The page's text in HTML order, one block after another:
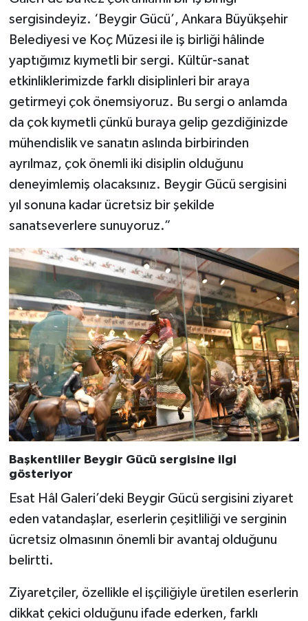
sergisindeyiz. ‘Beygir Gücü’, Ankara Büyükşehir
Belediyesi ve Koç Müzesi ile iş birliği hâlinde
yaptığımız kıymetli bir sergi. Kültür-sanat
etkinliklerimizde farklı disiplinleri bir araya
getirmeyi çok önemsiyoruz. Bu sergi o anlamda
da çok kıymetli çünkü buraya gelip gezdiğinizde
mühendislik ve sanatın aslında birbirinden
ayrılmaz, çok önemli iki disiplin olduğunu
deneyimlemiş olacaksınız. Beygir Gücü sergisini
yıl sonuna kadar ücretsiz bir şekilde
sanatseverlere sunuyoruz.”
Başkentliler Beygir Gücü sergisine ilgi
gösteriyor
Esat Hâl Galeri’deki Beygir Gücü sergisini ziyaret
eden vatandaşlar, eserlerin çeşitliliği ve serginin
ücretsiz olmasının önemli bir avantaj olduğunu
belirtti.
Ziyaretçiler, özellikle el işçiliğiyle üretilen eserlerin
dikkat çekici olduğunu ifade ederken, farklı